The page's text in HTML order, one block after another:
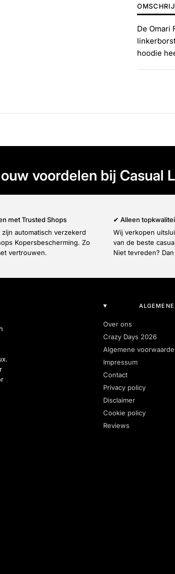
De Omari
hoodie
voordelen bij Casual
met Trusted Shops
automatisch verzekerd
Kopersbescherming. Zo
vertrouwen.
✔ Alleen
Wij verkopen
van de beste
Niet tevreden?
Over ons
Crazy Days 2026
Algemene
Impressum
Contact
Privacy policy
Disclaimer
Cookie policy
Reviews